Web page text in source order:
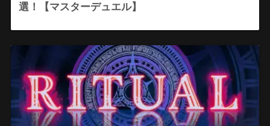
選！【マスターデュエル】